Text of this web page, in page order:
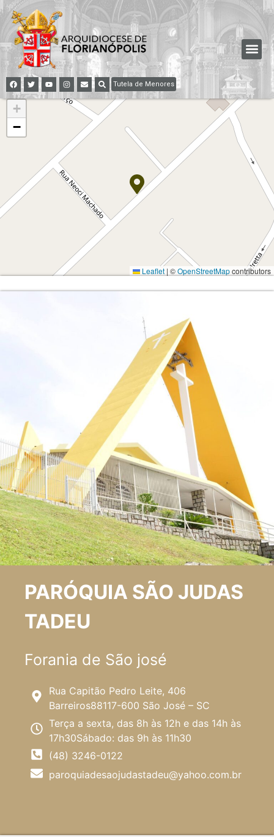
Tutela de Menores
+
−
Leaflet | ©OpenStreetMapcontributors
PARÓQUIA SÃO JUDAS
TADEU
Forania de São josé
Rua Capitão Pedro Leite, 406
Barreiros88117-600 São José – SC
Terça a sexta, das 8h às 12h e das 14h às
17h30Sábado: das 9h às 11h30
(48) 3246-0122
paroquiadesaojudastadeu@yahoo.com.br